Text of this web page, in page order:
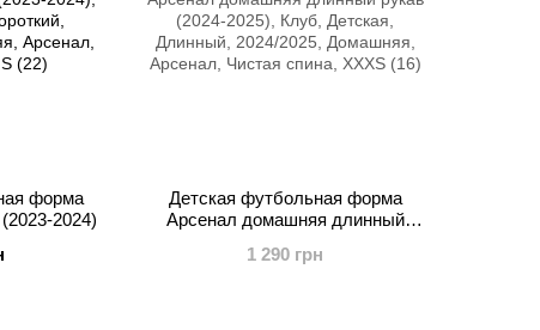
форма
2024)
Детская футбольная форма
Арсенал домашняя длинный
1 290 грн